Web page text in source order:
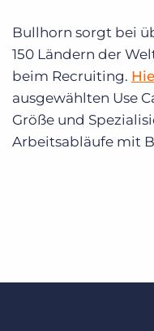
Bullhorn sorgt bei
150 Ländern der
beim Recruiting.
ausgewählten Use
Größe und
Arbeitsabläufe mit